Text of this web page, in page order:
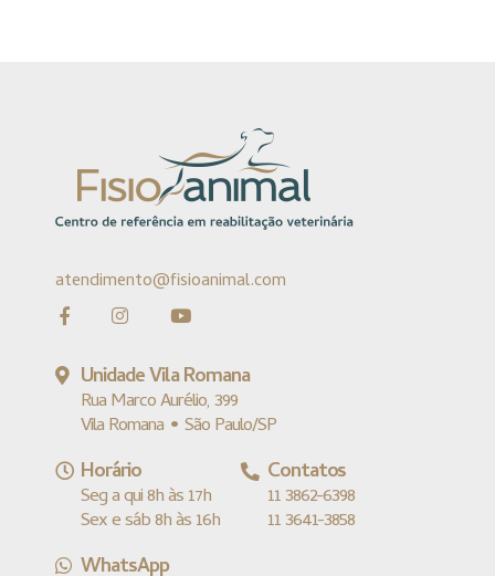
atendimento@fisioanimal.com
Unidade Vila Romana
Rua Marco Aurélio, 399
Vila Romana • São Paulo/SP
Horário
Seg a qui 8h às 17h
Sex e sáb 8h às 16h
Contatos
11 3862-6398
11 3641-3858
WhatsApp